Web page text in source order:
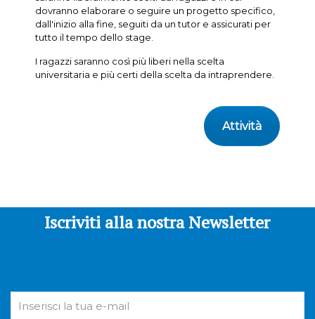
dovranno elaborare o seguire un progetto specifico,
dall'inizio alla fine, seguiti da un tutor e assicurati per
tutto il tempo dello stage.
I ragazzi saranno così più liberi nella scelta
universitaria e più certi della scelta da intraprendere.
Attività
Iscriviti alla nostra Newsletter